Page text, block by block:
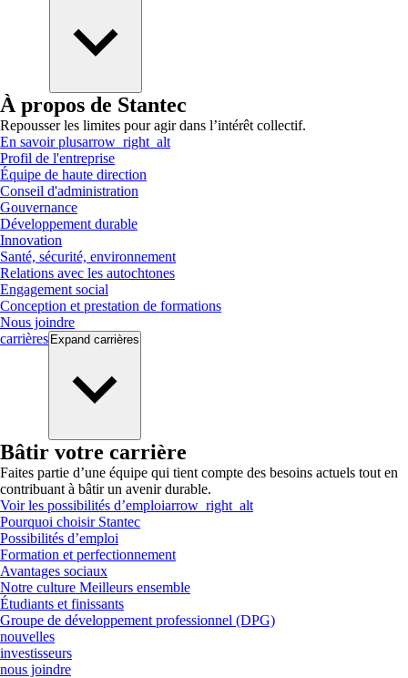
À propos de Stantec
Repousser les limites pour agir dans l’intérêt collectif.
En savoir plusarrow_right_alt
Profil de l'entreprise
Équipe de haute direction
Conseil d'administration
Gouvernance
Développement durable
Innovation
Santé, sécurité, environnement
Relations avec les autochtones
Engagement social
Conception et prestation de formations
Nous joindre
carrières Expand carrières
Bâtir votre carrière
Faites partie d’une équipe qui tient compte des besoins actuels tout en
contribuant à bâtir un avenir durable.
Voir les possibilités d’emploiarrow_right_alt
Pourquoi choisir Stantec
Possibilités d’emploi
Formation et perfectionnement
Avantages sociaux
Notre culture Meilleurs ensemble
Étudiants et finissants
Groupe de développement professionnel (DPG)
nouvelles
investisseurs
nous joindre